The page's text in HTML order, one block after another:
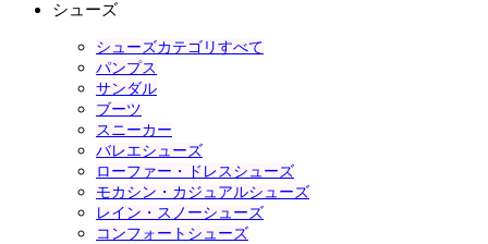
シューズ
シューズカテゴリすべて
パンプス
サンダル
ブーツ
スニーカー
バレエシューズ
ローファー・ドレスシューズ
モカシン・カジュアルシューズ
レイン・スノーシューズ
コンフォートシューズ